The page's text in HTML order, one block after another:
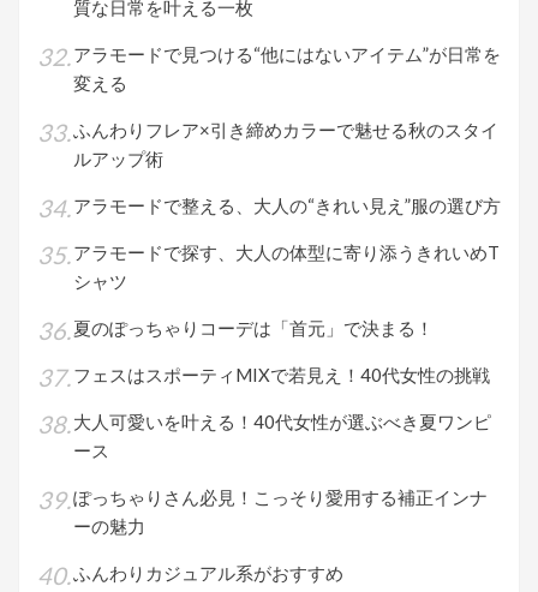
質な日常を叶える一枚
アラモードで見つける“他にはないアイテム”が日常を
変える
ふんわりフレア×引き締めカラーで魅せる秋のスタイ
ルアップ術
アラモードで整える、大人の“きれい見え”服の選び方
アラモードで探す、大人の体型に寄り添うきれいめT
シャツ
夏のぽっちゃりコーデは「首元」で決まる！
フェスはスポーティMIXで若見え！40代女性の挑戦
大人可愛いを叶える！40代女性が選ぶべき夏ワンピ
ース
ぽっちゃりさん必見！こっそり愛用する補正インナ
ーの魅力
ふんわりカジュアル系がおすすめ